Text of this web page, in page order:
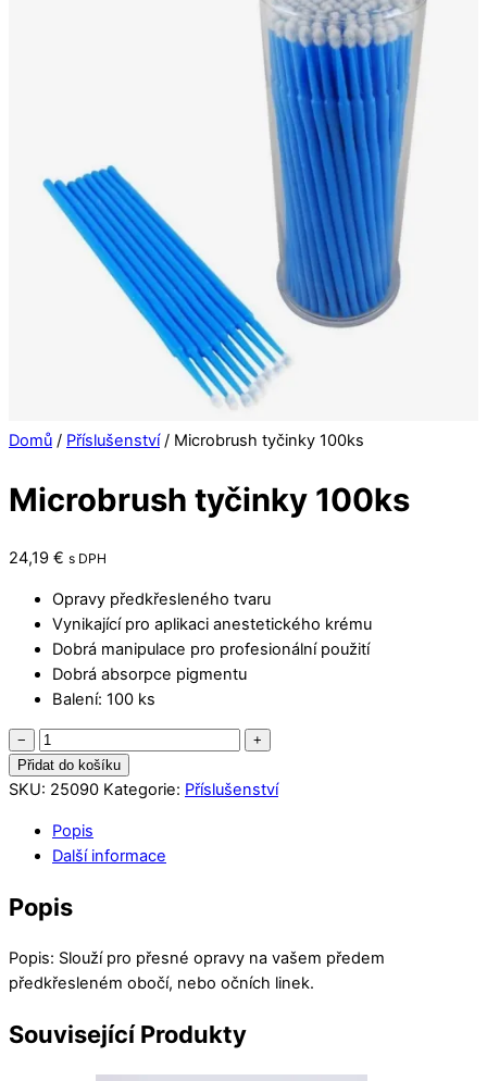
Domů / Příslušenství/ Microbrush tyčinky 100ks
Microbrush tyčinky 100ks
24,19 € s DPH
Opravy předkřesleného tvaru
Vynikající pro aplikaci anestetického krému
Dobrá manipulace pro profesionální použití
Dobrá absorpce pigmentu
Balení: 100 ks
−
Microbrush
tyčinky
100ks
+
Přidat do košíku
SKU: 25090 Kategorie: Příslušenství
Popis
Další informace
Popis
Popis: Slouží pro přesné opravy na vašem předem
předkřesleném obočí, nebo očních linek.
SouvisejícíProdukty